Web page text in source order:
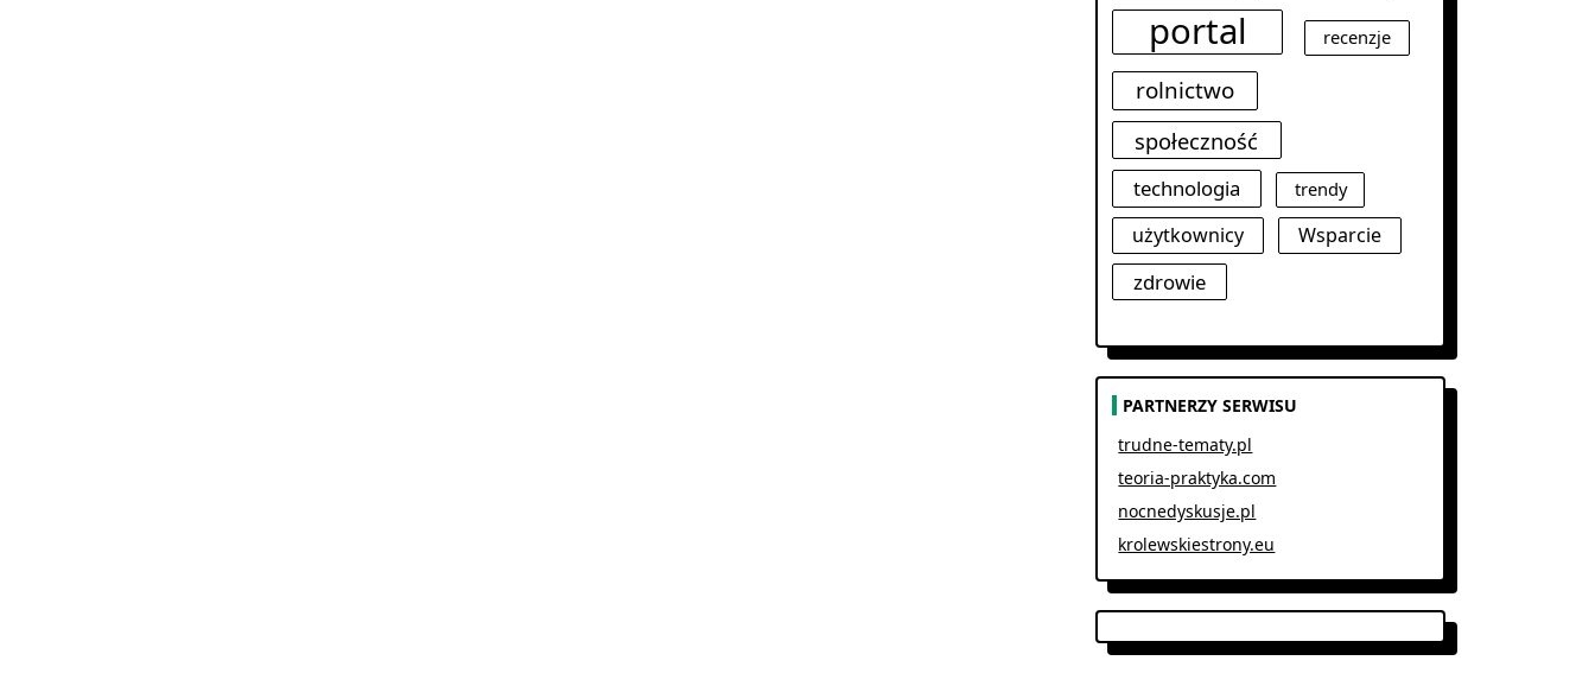
portal recenzje
rolnictwo
społeczność
technologia trendy
użytkownicy Wsparcie
zdrowie
PARTNERZY SERWISU
trudne-tematy.pl
teoria-praktyka.com
nocnedyskusje.pl
krolewskiestrony.eu